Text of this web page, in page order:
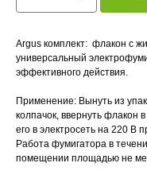
Argus комплект: флакон с
универсальный
эффективного действия.
Применение: Вынуть из
колпачок, ввернуть флакон
его в электросеть на 220 В
Работа фумигатора в
помещении площадью не